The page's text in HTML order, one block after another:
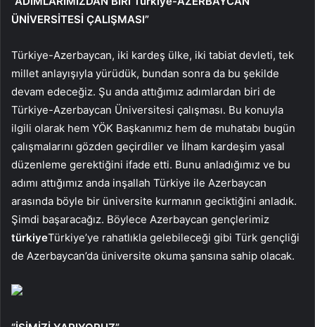
ÜNİVERSİTESİ ÇALIŞMASI”
Türkiye-Azerbaycan, iki kardeş ülke, iki tabiat devleti, tek
millet anlayışıyla yürüdük, bundan sonra da bu şekilde
devam edeceğiz. Şu anda attığımız adımlardan biri de
Türkiye-Azerbaycan Üniversitesi çalışması. Bu konuyla
ilgili olarak hem YÖK Başkanımız hem de muhatabı bugün
çalışmalarını gözden geçirdiler ve İlham kardeşim yasal
düzenleme gerektiğini ifade etti. Bunu anladığımız ve bu
adımı attığımız anda inşallah Türkiye ile Azerbaycan
arasında böyle bir üniversite kurmanın geciktiğini anladık.
Şimdi başaracağız. Böylece Azerbaycan gençlerimiz
türkiyeTürkiye’ye rahatlıkla gelebileceği gibi Türk gençliği
de Azerbaycan’da üniversite okuma şansına sahip olacak.